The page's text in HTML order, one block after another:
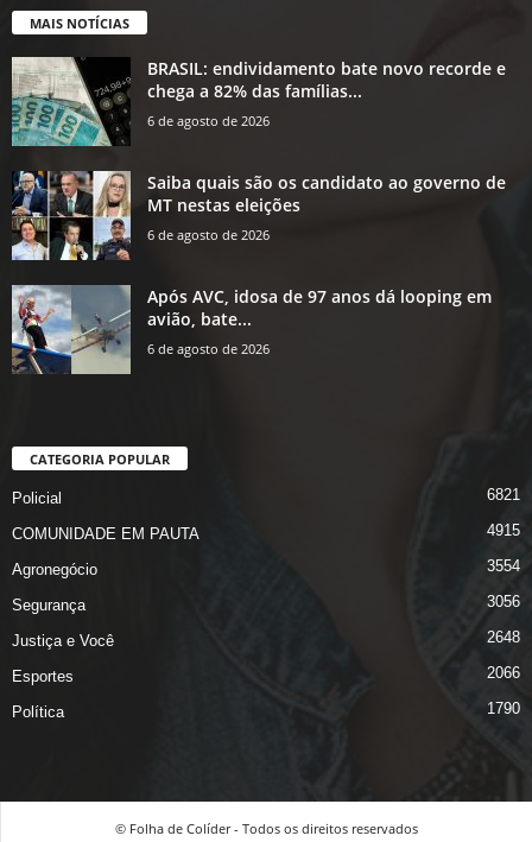
MAIS NOTÍCIAS
BRASIL: endividamento bate novo recorde e
chega a 82% das famílias...
6 de agosto de 2026
Saiba quais são os candidato ao governo de
MT nestas eleições
6 de agosto de 2026
Após AVC, idosa de 97 anos dá looping em
avião, bate...
6 de agosto de 2026
CATEGORIA POPULAR
Policial 6821
COMUNIDADE EM PAUTA 4915
Agronegócio 3554
Segurança 3056
Justiça e Você 2648
Esportes 2066
Política 1790
© Folha de Colíder - Todos os direitos reservados